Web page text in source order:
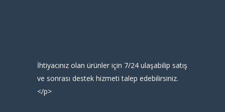
İhtiyacınız olan ürünler için 7/24 ulaşabilip satış
ve sonrası destek hizmeti talep edebilirsiniz.
</p>